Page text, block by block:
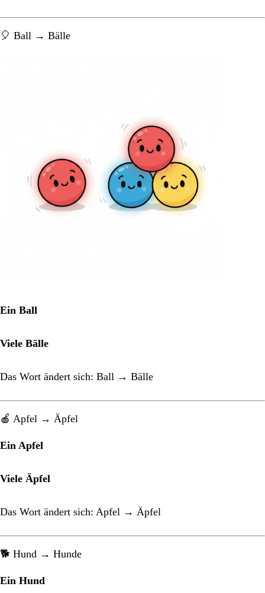
🎈 Ball → Bälle
Ein Ball
Viele Bälle
Das Wort ändert sich: Ball → Bälle
🍎 Apfel → Äpfel
Ein Apfel
Viele Äpfel
Das Wort ändert sich: Apfel → Äpfel
🐕 Hund → Hunde
Ein Hund